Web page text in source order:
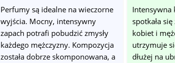
Perfumy są idealne na wieczorne
wyjścia. Mocny, intensywny
zapach potrafi pobudzić zmysły
każdego mężczyzny. Kompozycja
została dobrze skomponowana, a
Intensywna
spotkała
kobiet i
utrzymuje
dłużej na